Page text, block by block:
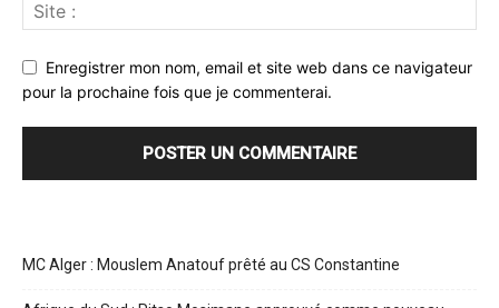
Enregistrer mon nom, email et site web dans ce navigateur
pour la prochaine fois que je commenterai.
MC Alger : Mouslem Anatouf prêté au CS Constantine